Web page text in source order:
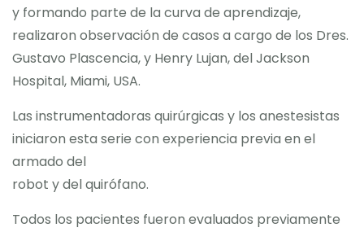
y formando parte de la curva de aprendizaje,
realizaron observación de casos a cargo de los Dres.
Gustavo Plascencia, y Henry Lujan, del Jackson
Hospital, Miami, USA.
Las instrumentadoras quirúrgicas y los anestesistas
iniciaron esta serie con experiencia previa en el
armado del
robot y del quirófano.
Todos los pacientes fueron evaluados previamente